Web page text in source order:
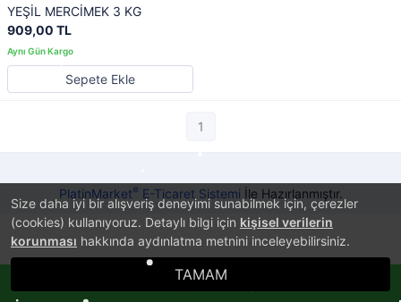
Size daha iyi bir alışveriş deneyimi sunabilmek için, çerezler
(cookies) kullanıyoruz. Detaylı bilgi için kişisel verilerin
korunması hakkında aydınlatma metnini inceleyebilirsiniz.
TAMAM
YEŞİL MERCİMEK 3 KG
909,00 TL
Sepete Ekle
1
PlatinMarket® E-Ticaret Sistemi İle Hazırlanmıştır.
Whatsappla Sipariş Ver!